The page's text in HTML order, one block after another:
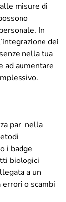
misure di
In
dei
nella tua
ad aumentare
pari nella
i badge
biologici
a un
errori o scambi